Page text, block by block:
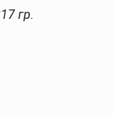
гр.